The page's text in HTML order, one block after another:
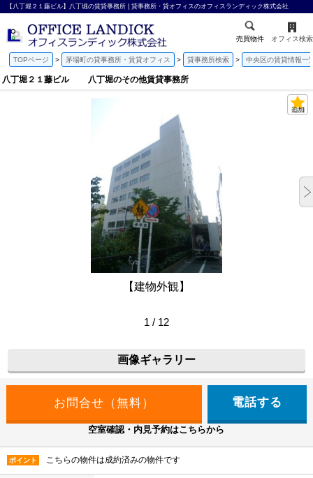
【八丁堀２１藤ビル】八丁堀の賃貸事務所 | 貸事務所・貸オフィスのオフィスランディック株式会社
売買物件 オフィス検索
TOPページ 茅場町の貸事務所・賃貸オフィス 貸事務所検索 中央区の賃貸情報一
八丁堀２１藤ビル 八丁堀のその他賃貸事務所
【建物外観】
1 / 12
画像ギャラリー
電話する
空室確認・内見予約はこちらから
ポイント こちらの物件は成約済みの物件です